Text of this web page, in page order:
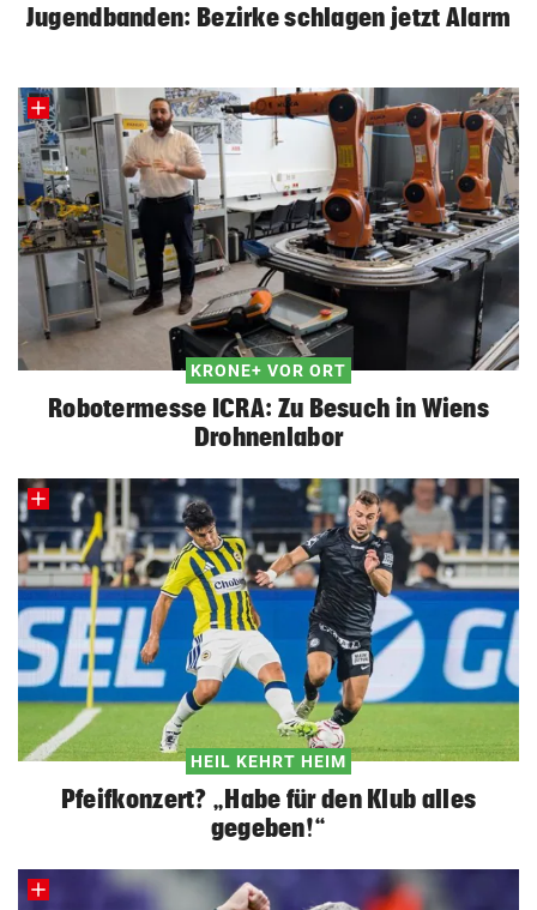
Jugendbanden: Bezirke schlagen jetzt Alarm
KRONE+ VOR ORT
Robotermesse ICRA: Zu Besuch in Wiens
Drohnenlabor
HEIL KEHRT HEIM
Pfeifkonzert? „Habe für den Klub alles
gegeben!“